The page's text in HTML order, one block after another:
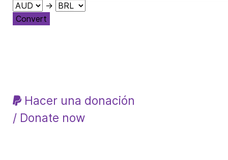
→
Convert
Hacer una donación
/ Donate now